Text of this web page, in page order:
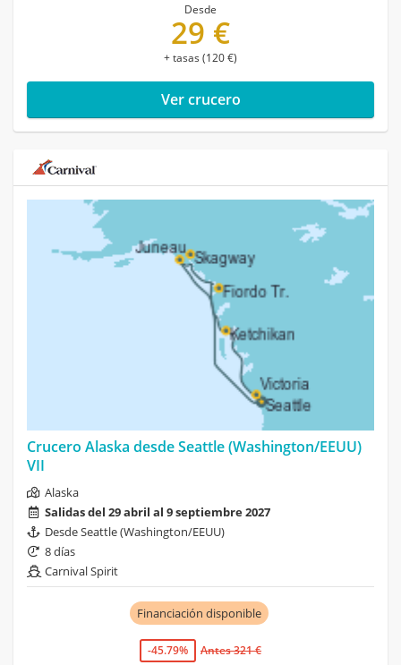
Desde
29 €
+ tasas (120 €)
Ver crucero
Crucero Alaska desde Seattle (Washington/EEUU)
VII
Alaska
Salidas del 29 abril al 9 septiembre 2027
Desde Seattle (Washington/EEUU)
8 días
Carnival Spirit
Financiación disponible
-45.79%
Antes 321 €